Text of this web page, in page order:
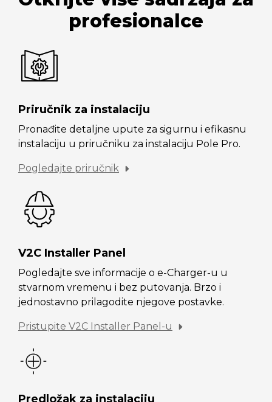
profesionalce
Priručnik za instalaciju
Pronađite detaljne upute za sigurnu i efikasnu
instalaciju u priručniku za instalaciju Pole Pro.
Pogledajte priručnik
V2C Installer Panel
Pogledajte sve informacije o e-Charger-u u
stvarnom vremenu i bez putovanja. Brzo i
jednostavno prilagodite njegove postavke.
Pristupite V2C Installer Panel-u
Predložak za instalaciju